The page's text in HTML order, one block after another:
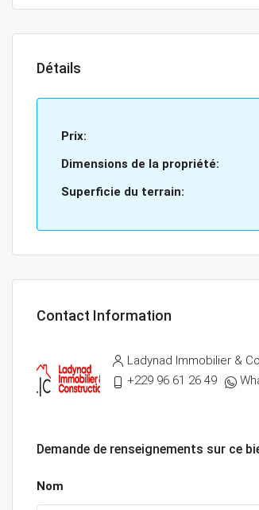
Détails
Prix:
Dimensions de la propriété:
Superficie du terrain:
Contact Information
Ladynad Immobilier &
+229 96 61 26 49
Demande de renseignements sur ce
Nom